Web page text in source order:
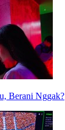
Berani Nggak?